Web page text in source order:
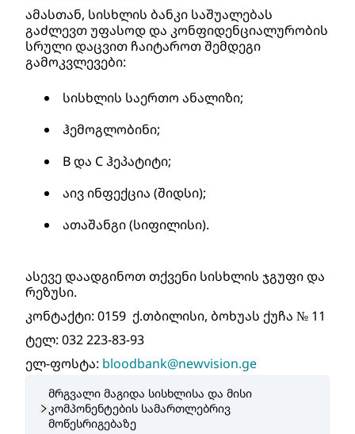
ამასთან, სისხლის ბანკი საშუალებას
გაძლევთ უფასოდ და კონფიდენციალურობის
სრული დაცვით ჩაიტაროთ შემდეგი
გამოკვლევები:
სისხლის საერთო ანალიზი;
ჰემოგლობინი;
B და C ჰეპატიტი;
აივ ინფექცია (შიდსი);
ათაშანგი (სიფილისი).
ასევე დაადგინოთ თქვენი სისხლის ჯგუფი და
რეზუსი.
კონტაქტი: 0159  ქ.თბილისი, ბოხუას ქუჩა № 11
ტელ: 032 223-83-93
ელ-ფოსტა: bloodbank@newvision.ge
მრგვალი მაგიდა სისხლისა და მისი
კომპონენტების სამართლებრივ
მოწესრიგებაზე